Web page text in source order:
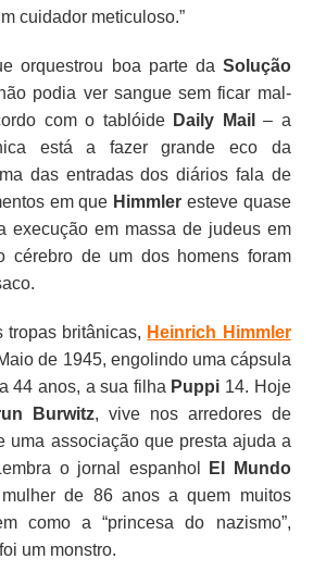
cuidador meticuloso.”
orquestrou boa parte da Solução
podia ver sangue sem ficar mal-
com o tablóide Daily Mail
– a
está a fazer grande eco da
das entradas dos diários fala de
em que Himmler esteve quase
execução em massa de judeus em
cérebro de um dos homens foram
tropas britânicas, Heinrich Himmler
de 1945, engolindo uma cápsula
44 anos, a sua filha Puppi 14. Hoje
Burwitz, vive nos arredores de
uma associação que presta ajuda a
o jornal espanhol
El Mundo
de 86 anos a quem muitos
como a “princesa do nazismo”,
um monstro.